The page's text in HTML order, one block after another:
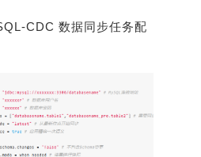
CDC 数据同步任务配